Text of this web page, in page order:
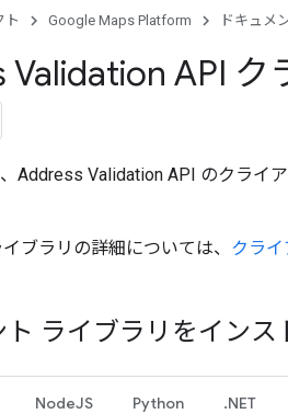
ト Google Maps Platform ドキュメ
Validation API ク
Address Validation API のクライ
ブラリの詳細については、 クラ
ト ライブラリをインス
NodeJS Python .NET